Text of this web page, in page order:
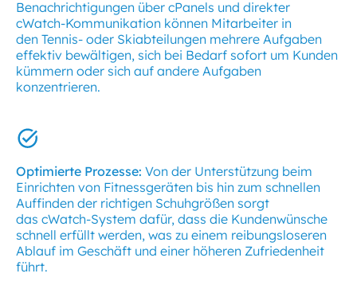
Benachrichtigungen über cPanels und direkter
cWatch-Kommunikation können Mitarbeiter in
den Tennis- oder Skiabteilungen mehrere Aufgaben
effektiv bewältigen, sich bei Bedarf sofort um Kunden
kümmern oder sich auf andere Aufgaben
konzentrieren.
Optimierte Prozesse: Von der Unterstützung beim
Einrichten von Fitnessgeräten bis hin zum schnellen
Auffinden der richtigen Schuhgrößen sorgt
das cWatch-System dafür, dass die Kundenwünsche
schnell erfüllt werden, was zu einem reibungsloseren
Ablauf im Geschäft und einer höheren Zufriedenheit
führt.